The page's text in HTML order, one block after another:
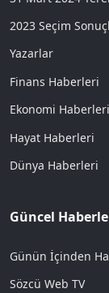
2023 Seçim
Yazarlar
Finans Haberleri
Ekonomi Haberleri
Hayat Haberleri
Dünya Haberleri
Güncel
Günün İçinden
Sözcü Web TV